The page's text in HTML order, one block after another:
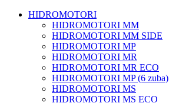
HIDROMOTORI
HIDROMOTORI MM
HIDROMOTORI MM SIDE
HIDROMOTORI MP
HIDROMOTORI MR
HIDROMOTORI MR ECO
HIDROMOTORI MP (6 zuba)
HIDROMOTORI MS
HIDROMOTORI MS ECO